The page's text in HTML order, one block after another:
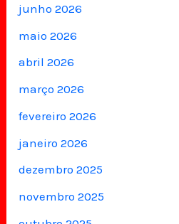
junho 2026
maio 2026
abril 2026
março 2026
fevereiro 2026
janeiro 2026
dezembro 2025
novembro 2025